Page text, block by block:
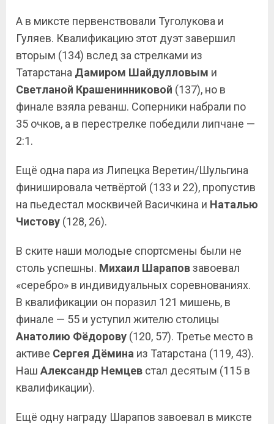
А в миксте первенствовали Туголукова и
Гуляев. Квалификацию этот дуэт завершил
вторым (134) вслед за стрелками из
Татарстана Дамиром Шайдулловым и
Светланой Крашенинниковой (137), но в
финале взяла реванш. Соперники набрали по
35 очков, а в перестрелке победили липчане —
2:1.
Ещё одна пара из Липецка Веретин/Шульгина
финишировала четвёртой (133 и 22), пропустив
на пьедестал москвичей Васичкина и Наталью
Чистову (128, 26).
В ските наши молодые спортсмены были не
столь успешны. Михаил Шараповзавоевал
«серебро» в индивидуальных соревнованиях.
В квалификации он поразил 121 мишень, в
финале — 55 и уступил жителю столицы
Анатолию Фёдорову (120, 57). Третье место в
активе Сергея Дёмина из Татарстана (119, 43).
Наш Александр Немцев стал десятым (115 в
квалификации).
Ещё одну награду Шарапов завоевал в миксте